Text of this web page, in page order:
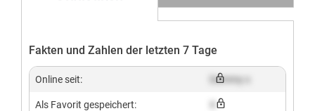
Fakten und Zahlen der letzten 7 Tage
Online seit: Dummy x
Als Favorit gespeichert: